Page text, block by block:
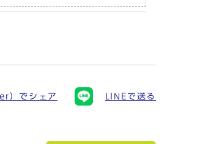
）でシェア LINEで送る